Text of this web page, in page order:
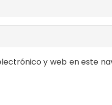
y web en este